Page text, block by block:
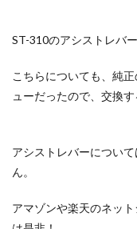
ST-310のアシストレバ
こちらについても、純
ューだったので、交換す
アシストレバーについ
ん。
アマゾンや楽天のネッ